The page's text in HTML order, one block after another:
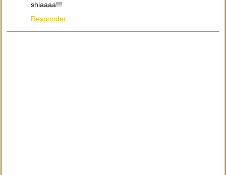
shiaaaa!!!
Responder